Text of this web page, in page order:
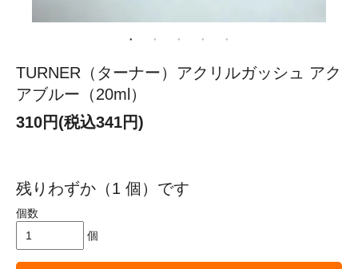
TURNER（ターナー）アクリルガッシュ アク
アブルー（20ml）
310円(税込341円)
残りわずか（1 個）です
個数
個